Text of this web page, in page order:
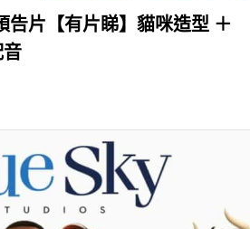
片【有片睇】貓咪造型 ＋